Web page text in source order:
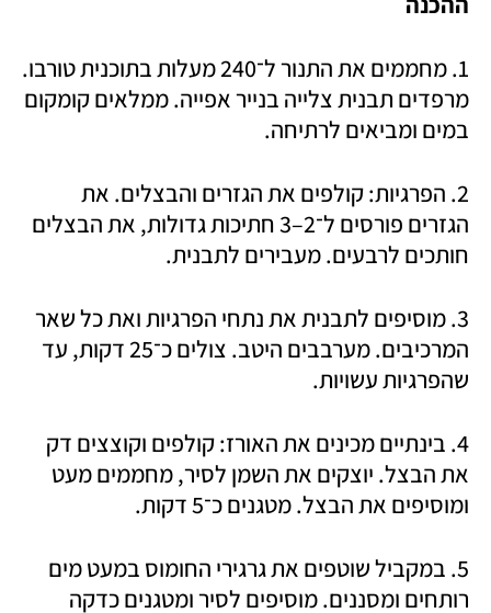
במים ומביאים לרתיחה.
חותכים לרבעים. מעבירים לתבנית.
שהפרגיות עשויות.
ומוסיפים את הבצל. מטגנים כ־5 דקות.